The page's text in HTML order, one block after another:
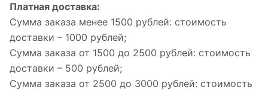
Платная доставка:
Сумма заказа менее 1500 рублей: стоимость
доставки – 1000 рублей;
Сумма заказа от 1500 до 2500 рублей: стоимость
доставки – 500 рублей;
Сумма заказа от 2500 до 3000 рублей: стоимость